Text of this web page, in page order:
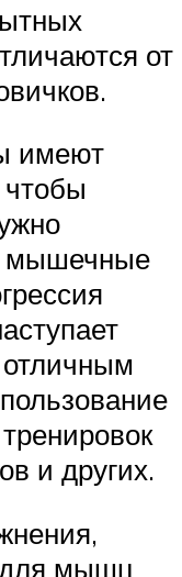
от
имеют
мышечные
отличным
и других.
для мышц